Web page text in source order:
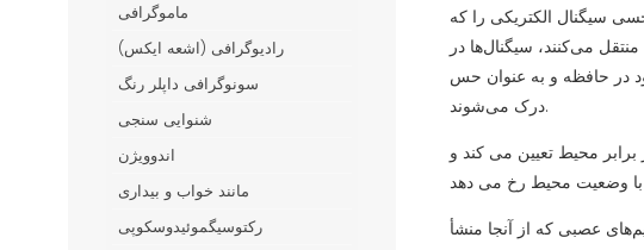
سیگنال الکتریکی را که
می‌کنند، سیگنال‌ها در
در حافظه و به عنوان حس
درک می‌شوند.
محیط تعیین می کند و
عصبی که از آنجا منشأ
ماموگرافی
رادیوگرافی (اشعه ایکس)
سونوگرافی داپلر رنگ
شنوایی سنجی
اندوویژن
مانند خواب و بیداری
رکتوسیگموئیدوسکوپی